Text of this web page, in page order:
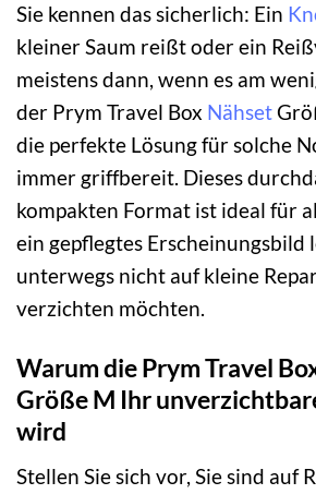
Sie kennen das sicherlich: Ein
kleiner Saum reißt oder ein
meistens dann, wenn es am
der Prym Travel Box Nähset
die perfekte Lösung für solche
immer griffbereit. Dieses
kompakten Format ist ideal für
ein gepflegtes Erscheinungsbild
unterwegs nicht auf kleine
verzichten möchten.
Warum die Prym Travel
Größe M Ihr
wird
Stellen Sie sich vor, Sie sind auf